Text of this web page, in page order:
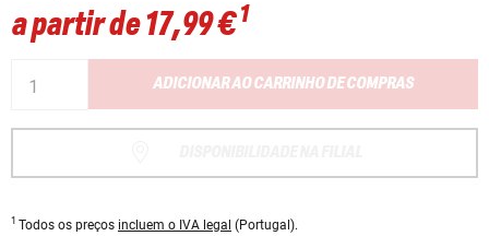
a partir de17,99 €1
ADICIONAR AO CARRINHO DE COMPRAS
1 Todos os preços incluem o IVA legal (Portugal).